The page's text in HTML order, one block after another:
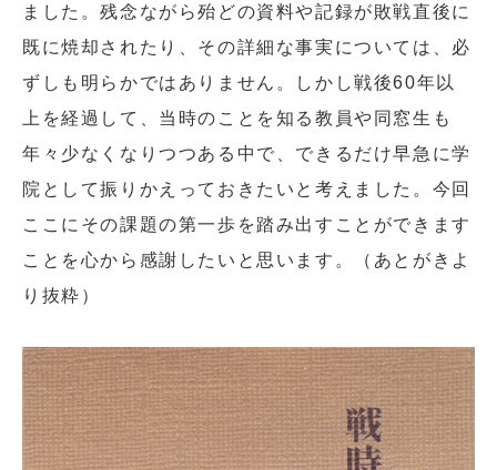
ました。残念ながら殆どの資料や記録が敗戦直後に
既に焼却されたり、その詳細な事実については、必
ずしも明らかではありません。しかし戦後60年以
上を経過して、当時のことを知る教員や同窓生も
年々少なくなりつつある中で、できるだけ早急に学
院として振りかえっておきたいと考えました。今回
ここにその課題の第一歩を踏み出すことができます
ことを心から感謝したいと思います。（あとがきよ
り抜粋）